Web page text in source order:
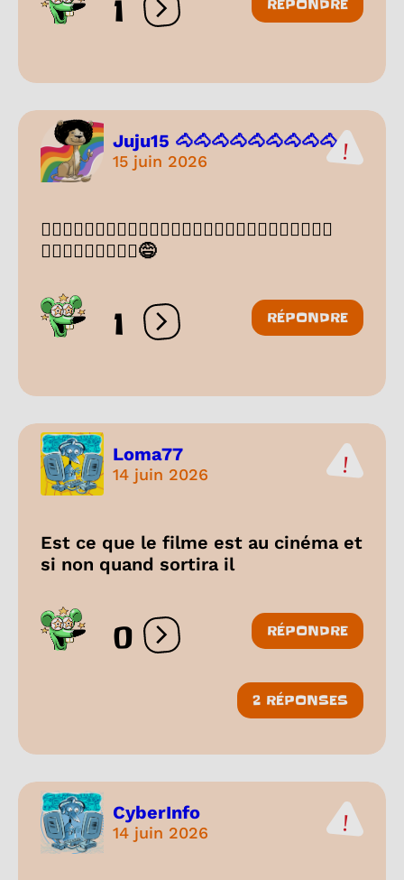
1 Ouvrir les réactions
RÉPONDRE
Juju15 🐴🐴🐴🐴🐴🐴🐴🐴🐴...
15 juin 2026
🤷🏽‍♀️🤷🏽‍♀️🤷🏽‍♀️🤷🏽‍♀️🤷🏽‍♀️🤷🏽‍♀️🤷🏽‍♀️🤷🏽‍♀️🤷🏽‍♀️
🤷🏽‍♀️🤷🏽‍♀️🤷🏽‍♀️😅
1 Ouvrir les réactions
RÉPONDRE
Loma77
14 juin 2026
Est ce que le filme est au cinéma et
si non quand sortira il
0 Ouvrir les réactions
RÉPONDRE
2 RÉPONSES
CyberInfo
14 juin 2026